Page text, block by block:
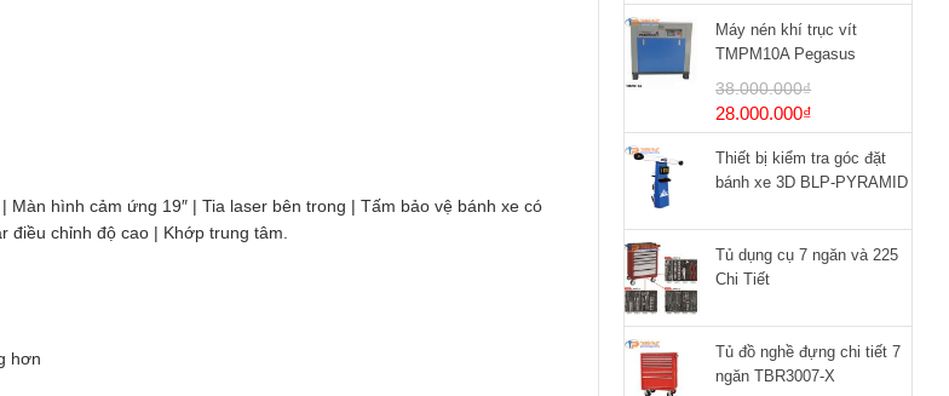
Máy nén khí trục vít
TMPM10A Pegasus
38.000.000₫
Giá
gốc
là:
38.000.000₫.
28.000.000₫
hiện
tại
là:
Thiết bị kiểm tra góc đặt
bánh xe 3D BLP-PYRAMID
Tủ dụng cụ 7 ngăn và 225
Chi Tiết
Tủ đồ nghề đựng chi tiết 7
ngăn TBR3007-X
hình cảm ứng 19″ | Tia laser bên trong | Tấm bảo vệ bánh xe có
chỉnh độ cao | Khớp trung tâm.
hơn